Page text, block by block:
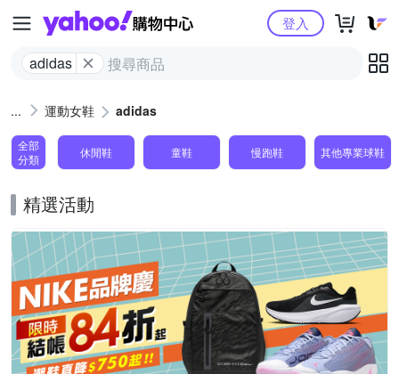
Yahoo購物中心
adidas
登入
運動女鞋 adidas
全部
分類
休閒鞋 童鞋 慢跑鞋 其他專業球鞋
精選活動